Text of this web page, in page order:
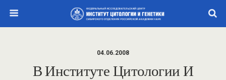
04.06.2008
В Институте Цитологии И